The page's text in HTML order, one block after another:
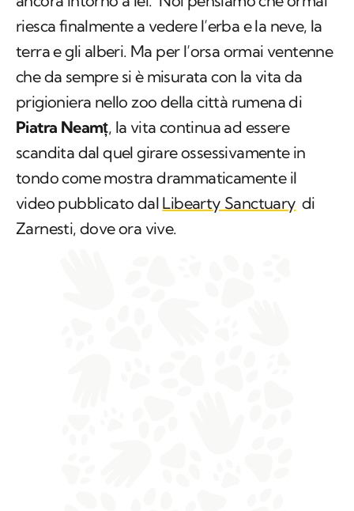
riesca finalmente a vedere l’erba e la neve, la
terra e gli alberi. Ma per l’orsa ormai ventenne
che da sempre si è misurata con la vita da
prigioniera nello zoo della città rumena di
Piatra Neamț, la vita continua ad essere
scandita dal quel girare ossessivamente in
tondo come mostra drammaticamente il
video pubblicato dal Libearty Sanctuary di
Zarnesti, dove ora vive.